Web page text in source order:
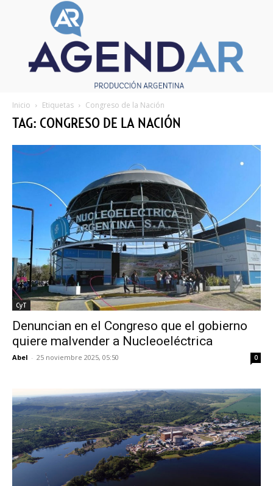
Inicio Etiquetas Congreso de la Nación
TAG: CONGRESO DE LA NACIÓN
CyT
Denuncian en el Congreso que el gobierno
quiere malvender a Nucleoeléctrica
Abel - 25 noviembre 2025, 05:50 0